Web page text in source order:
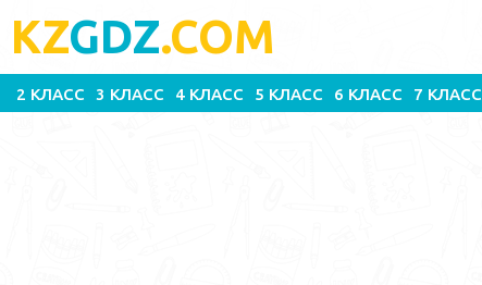
KZGDZ.COM
2 КЛАСС 3 КЛАСС 4 КЛАСС 5 КЛАСС 6 КЛАСС 7 КЛАСС